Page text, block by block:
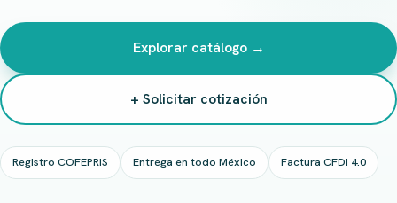
Explorar catálogo →
+ Solicitar cotización
Registro COFEPRIS Entrega en todo México Factura CFDI 4.0